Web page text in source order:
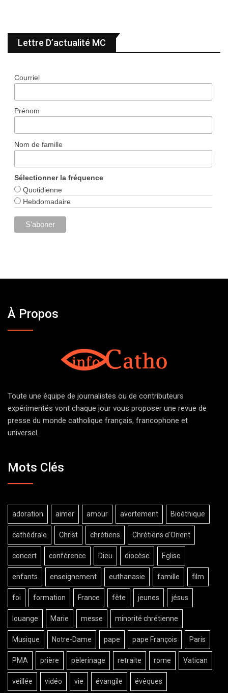
Lettre D’actualité MC
Courriel
Prénom
Nom de famille
Sélectionner la fréquence
Quotidienne
Hebdomadaire
À Propos
Toute une équipe de journalistes ou de contributeurs
expérimentés vont chaque jour vous proposer une revue de
presse du monde catholique français, francophone et
universel.
Mots Clés
adoration aimer amour avortement Bioéthique
cathédrale Christ chrétiens Chrétiens d'Orient
concert conférence Dieu diocèse Eglise
enfants enseignement euthanasie famille film
foi formation France fête jeunes jésus
louange Marie messe minorité chrétienne
Musique Notre-Dame pape pape François Paris
PMA prière pèlerinage retraite rome Vatican
veillée vidéo vie évangile évêques